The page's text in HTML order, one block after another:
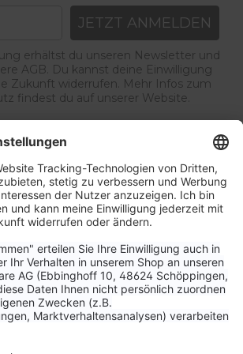
JETZT ANMELDEN
erhältst du unseren Newsletter und
AGB. Du kannst deine Einwilligung
Zukunft widerrufen. Mehr Infos zum
findest du auf unserer Website.